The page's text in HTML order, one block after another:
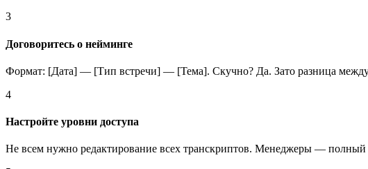
3
Договоритесь о нейминге
Формат: [Дата] — [Тип встречи] — [Тема]. Скучно? Да. Зато разница между
4
Настройте уровни доступа
Не всем нужно редактирование всех транскриптов. Менеджеры —